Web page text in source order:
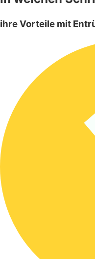
ihre Vorteile mit